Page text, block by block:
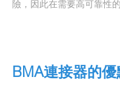
險，因此在需要高可靠性
BMA連接器的